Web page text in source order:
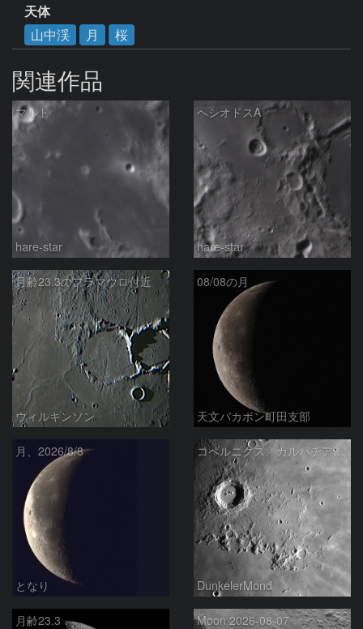
天体
山中渓
月 桜
関連作品
マルト
hare-star
ヘシオドスA
hare-star
月齢23.3のフラマウロ付近
ウィルキンソン
08/08の月
天文バカボン町田支部
月、2026/8/8
となり
コペルニクス、カルパチア山脈付近
DunkelerMond
月齢23.3 Moon 2026-08-07